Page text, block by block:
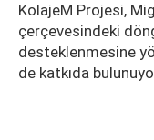
KolajeM Projesi,
çerçevesindeki
desteklenmesine
de katkıda